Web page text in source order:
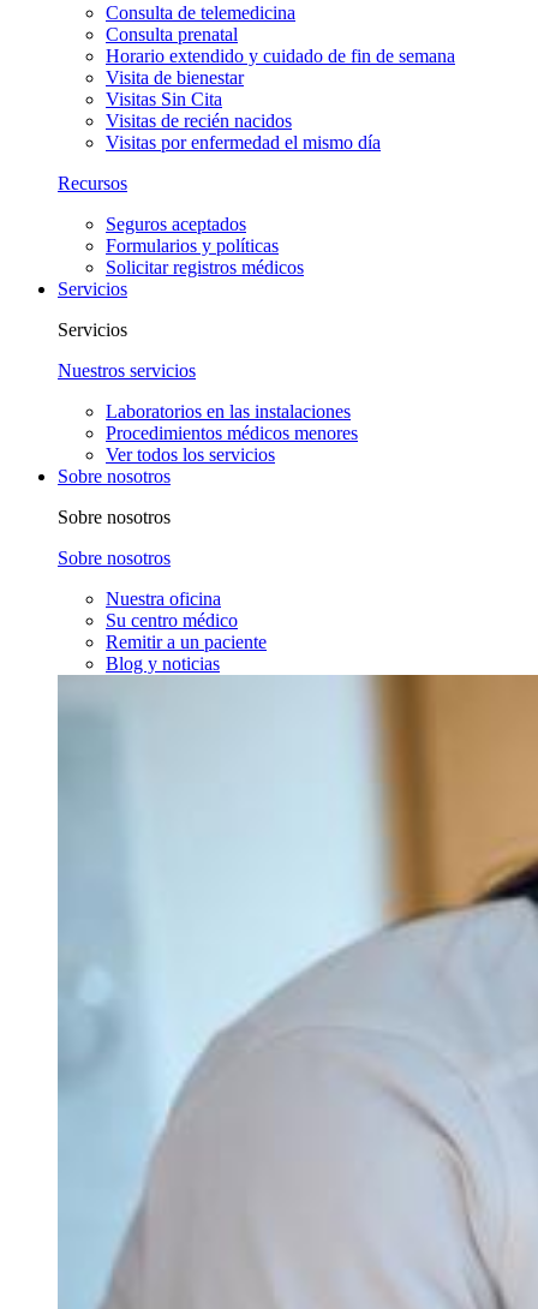
Consulta de telemedicina
Consulta prenatal
Horario extendido y cuidado de fin de semana
Visita de bienestar
Visitas Sin Cita
Visitas de recién nacidos
Visitas por enfermedad el mismo día
Recursos
Seguros aceptados
Formularios y políticas
Solicitar registros médicos
Servicios
Servicios
Nuestros servicios
Laboratorios en las instalaciones
Procedimientos médicos menores
Ver todos los servicios
Sobre nosotros
Sobre nosotros
Sobre nosotros
Nuestra oficina
Su centro médico
Remitir a un paciente
Blog y noticias